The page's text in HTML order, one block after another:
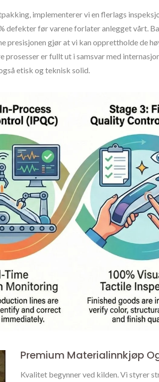
implementerer vi en flerlags
defekter før varene forlater anlegget vårt.
gjør at vi kan opprettholde de
prosesser er fullt ut i samsvar med
etisk og teknisk solid.
Premium Materialinnkjøp
Kvalitet begynner ved kilden. Vi styrer